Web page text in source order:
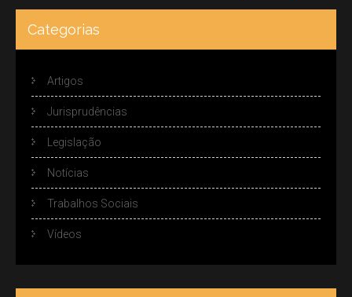
Categorias
Artigos
Jurisprudências
Legislação
Notícias
Trabalhos Sociais
Vídeos